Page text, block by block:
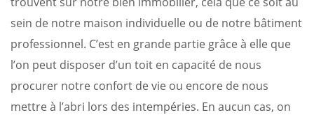
sein de notre maison individuelle ou de notre bâtiment
professionnel. C’est en grande partie grâce à elle que
l’on peut disposer d’un toit en capacité de nous
procurer notre confort de vie ou encore de nous
mettre à l’abri lors des intempéries. En aucun cas, on